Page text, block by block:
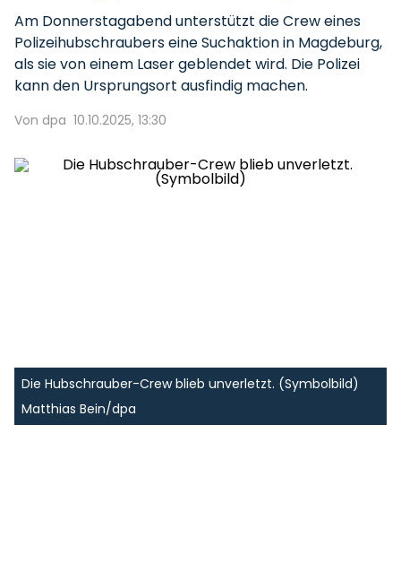
Am Donnerstagabend unterstützt die Crew eines
Polizeihubschraubers eine Suchaktion in Magdeburg,
als sie von einem Laser geblendet wird. Die Polizei
kann den Ursprungsort ausfindig machen.
Von dpa 10.10.2025, 13:30
Die Hubschrauber-Crew blieb unverletzt. (Symbolbild)
Matthias Bein/dpa